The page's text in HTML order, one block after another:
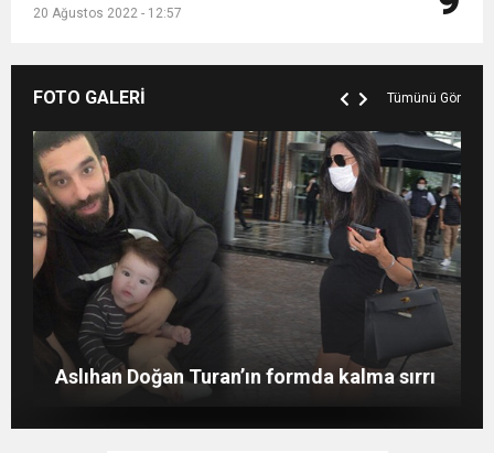
20 Ağustos 2022 - 12:57
FOTO GALERİ Tümünü Gör
Evlat mücadelesi veren baba: “Biz
ağlarken HDP’liler düğün yapıyor”
Aslıhan Doğan Turan’ın formda kalma sırrı
Merve Boluğur kahkahalarıyla dikkat çekti
Merve Şarapçıoğlu’dan eski eşi Berk
Oktay’a gönderme